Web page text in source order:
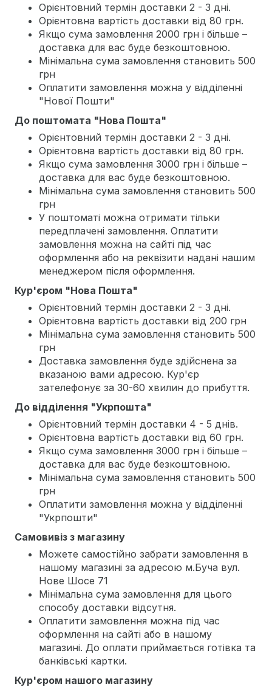
Орієнтовний термін доставки 2 - 3 дні.
Орієнтовна вартість доставки від 80 грн.
Якщо сума замовлення 2000 грн і більше –
доставка для вас буде безкоштовною.
Мінімальна сума замовлення становить 500
грн
Оплатити замовлення можна у відділенні
"Нової Пошти"
До поштомата "Нова Пошта"
Орієнтовний термін доставки 2 - 3 дні.
Орієнтовна вартість доставки від 80 грн.
Якщо сума замовлення 3000 грн і більше –
доставка для вас буде безкоштовною.
Мінімальна сума замовлення становить 500
грн
У поштоматі можна отримати тільки
передплачені замовлення. Оплатити
замовлення можна на сайті під час
оформлення або на реквізити надані нашим
менеджером після оформлення.
Кур'єром "Нова Пошта"
Орієнтовний термін доставки 2 - 3 дні.
Орієнтовна вартість доставки від 200 грн
Мінімальна сума замовлення становить 500
грн
Доставка замовлення буде здійснена за
вказаною вами адресою. Кур'єр
зателефонує за 30-60 хвилин до прибуття.
До відділення "Укрпошта"
Орієнтовний термін доставки 4 - 5 днів.
Орієнтовна вартість доставки від 60 грн.
Якщо сума замовлення 3000 грн і більше –
доставка для вас буде безкоштовною.
Мінімальна сума замовлення становить 500
грн
Оплатити замовлення можна у відділенні
"Укрпошти"
Самовивіз з магазину
Можете самостійно забрати замовлення в
нашому магазині за адресою м.Буча вул.
Нове Шосе 71
Мінімальна сума замовлення для цього
способу доставки відсутня.
Оплатити замовлення можна під час
оформлення на сайті або в нашому
магазині. До оплати приймається готівка та
банківські картки.
Кур'єром нашого магазину